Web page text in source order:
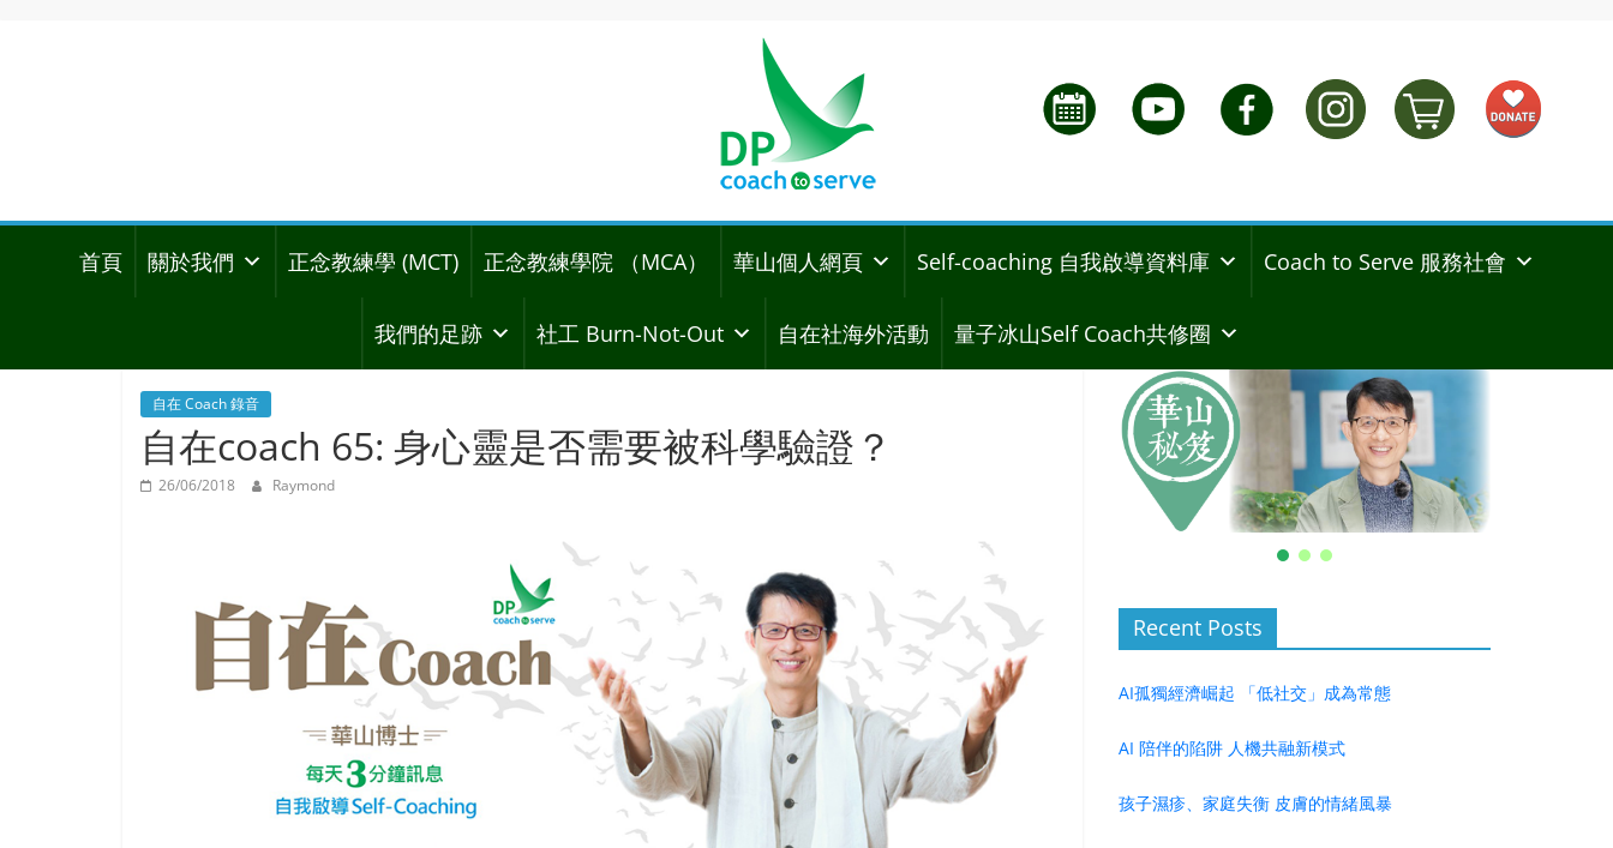
首頁 關於我們 正念教練學 (MCT) 正念教練學院 （MCA） 華山個人網頁 Self-coaching 自我啟導資料庫 Coach to Serve 服務社會
我們的足跡 社工 Burn-Not-Out 自在社海外活動 量子冰山Self Coach共修圈
自在 Coach 錄音
自在coach 65: 身心靈是否需要被科學驗證？
26/06/2018 Raymond
Recent Posts
AI孤獨經濟崛起 「低社交」成為常態
AI 陪伴的陷阱 人機共融新模式
孩子濕疹、家庭失衡 皮膚的情緒風暴